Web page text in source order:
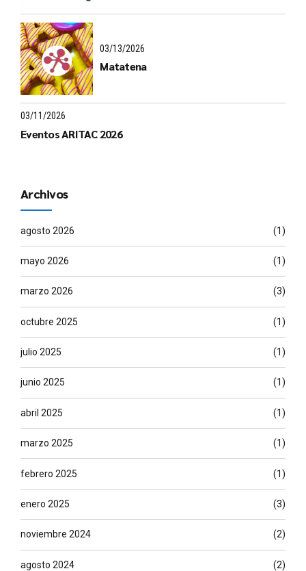
03/13/2026
Matatena
03/11/2026
Eventos ARITAC 2026
Archivos
agosto 2026 (1)
mayo 2026 (1)
marzo 2026 (3)
octubre 2025 (1)
julio 2025 (1)
junio 2025 (1)
abril 2025 (1)
marzo 2025 (1)
febrero 2025 (1)
enero 2025 (3)
noviembre 2024 (2)
agosto 2024 (2)